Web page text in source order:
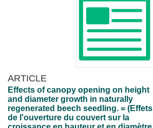
ARTICLE
Effects of canopy opening on height
and diameter growth in naturally
regenerated beech seedling. = (Effets
de l'ouverture du couvert sur la